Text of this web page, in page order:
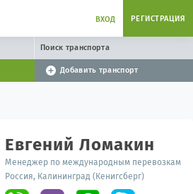
ВХОД РЕГИСТРАЦИЯ
Поиск транспорта
Добавить транспорт
Евгений Ломакин
Менеджер по международным перевозкам
Россия, Калининград (Кенигсберг)